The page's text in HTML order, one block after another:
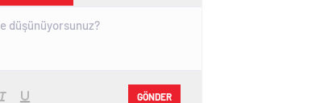
GÖNDER